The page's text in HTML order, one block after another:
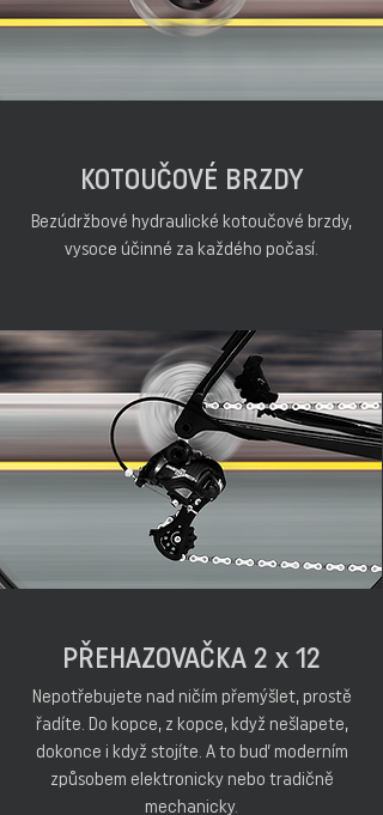
Bezúdržbové hydraulické kotoučové brzdy,
vysoce účinné za každého počasí.
KOTOUČOVÉ BRZDY
PŘEHAZOVAČKA 2 x 12
Nepotřebujete nad ničím přemýšlet, prostě
řadíte. Do kopce, z kopce, když nešlapete,
dokonce i když stojíte. A to buď moderním
způsobem elektronicky nebo tradičně
mechanicky.